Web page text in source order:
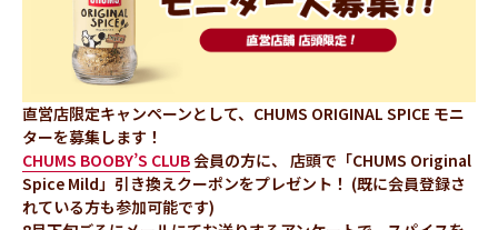
直営店限定キャンペーンとして、CHUMS ORIGINAL SPICE モニ
ターを募集します！
CHUMS BOOBY’S CLUB会員の方に、
店頭で「CHUMS Original
Spice Mild」引き換えクーポンをプレゼント！ (既に会員登録さ
れている方も参加可能です)